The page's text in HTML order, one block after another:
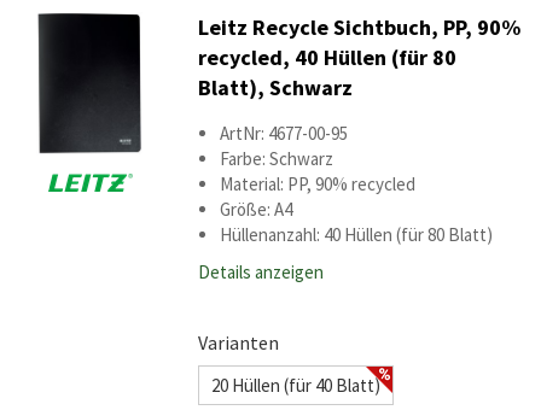
Leitz Recycle Sichtbuch, PP, 90%
recycled, 40 Hüllen (für 80
Blatt), Schwarz
ArtNr: 4677-00-95
Farbe: Schwarz
Material: PP, 90% recycled
Größe: A4
Hüllenanzahl: 40 Hüllen (für 80 Blatt)
Details anzeigen
Varianten
20 Hüllen (für 40 Blatt)